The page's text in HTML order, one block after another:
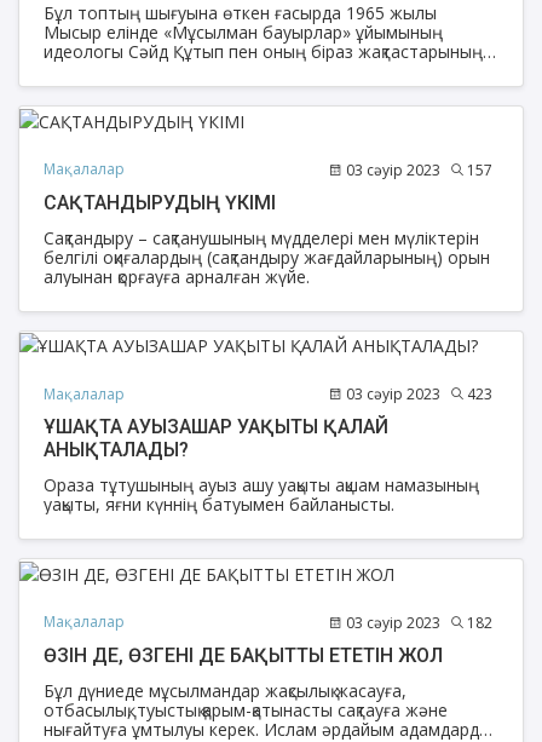
Бұл топтың шығуына өткен ғасырда 1965 жылы
Мысыр елінде «Мұсылман бауырлар» ұйымының
идеологы Сәйд Құтып пен оның біраз жақтастарының
өлім жазасына кесілуінен кейінгі түрмелерде орын
алған толқулар себеп болды. Ел басшылығы ол толқуды
басу үшін күш қолданды.
Мақалалар 03 сәуір 2023 157
САҚТАНДЫРУДЫҢ ҮКІМІ
Сақтандыру – сақтанушының мүдделері мен мүліктерін
белгілі оқиғалардың (сақтандыру жағдайларының) орын
алуынан қорғауға арналған жүйе.
Мақалалар 03 сәуір 2023 423
ҰШАҚТА АУЫЗАШАР УАҚЫТЫ ҚАЛАЙ
АНЫҚТАЛАДЫ?
Ораза тұтушының ауыз ашу уақыты ақшам намазының
уақыты, яғни күннің батуымен байланысты.
Мақалалар 03 сәуір 2023 182
ӨЗІН ДЕ, ӨЗГЕНІ ДЕ БАҚЫТТЫ ЕТЕТІН ЖОЛ
Бұл дүниеде мұсылмандар жақсылық жасауға,
отбасылық, туыстық қарым-қатынасты сақтауға және
нығайтуға ұмтылуы керек. Ислам әрдайым адамдарды